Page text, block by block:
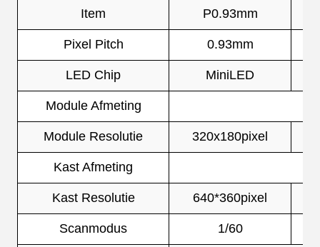
Item P0.93mm
Pixel Pitch 0.93mm
LED Chip MiniLED
Module Afmeting
Module Resolutie 320x180pixel
Kast Afmeting
Kast Resolutie 640*360pixel
Scanmodus 1/60